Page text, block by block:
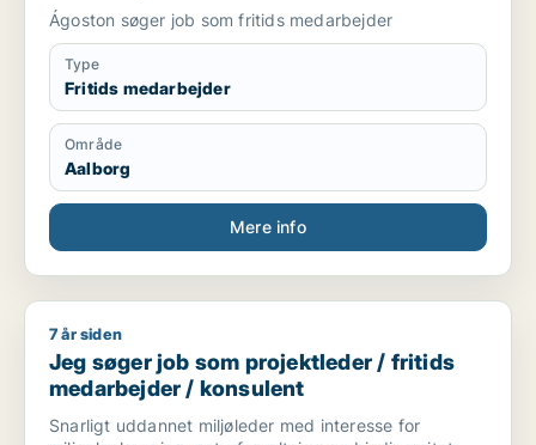
Ágoston søger job som fritids medarbejder
Type
Fritids medarbejder
Område
Aalborg
Mere info
Jeg søger job som projektleder / fritids medarbejder /
7 år siden
Jeg søger job som projektleder / fritids
medarbejder / konsulent
Snarligt uddannet miljøleder med interesse for